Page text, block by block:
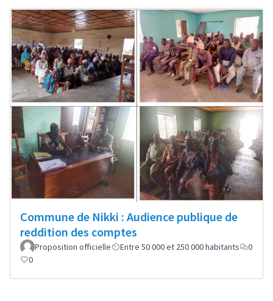
Commune de Nikki : Audience publique de
reddition des comptes
Proposition officielle Entre 50 000 et 250 000 habitants
0
0